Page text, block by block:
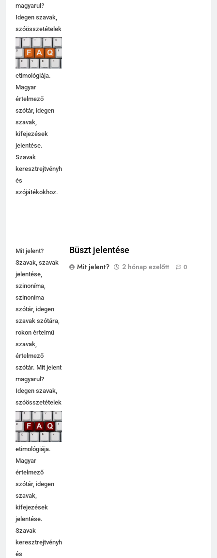
magyarul?
Idegen szavak,
szóösszetételek
jelentése,
magyarázata,
használata,
etimológiája.
Magyar
értelmező
szótár, idegen
szavak,
kifejezések
jelentése.
Szavak
keresztrejtvényhez
és
szójátékokhoz.
Mit jelent?
Szavak, szavak
jelentése,
szinoníma,
szinoníma
szótár, idegen
szavak szótára,
rokon értelmű
szavak,
értelmező
szótár. Mit jelent
magyarul?
Idegen szavak,
szóösszetételek
jelentése,
magyarázata,
használata,
etimológiája.
Magyar
értelmező
szótár, idegen
szavak,
kifejezések
jelentése.
Szavak
keresztrejtvényhez
és
Büszt jelentése
Mit jelent?
2 hónap ezelőtt 0